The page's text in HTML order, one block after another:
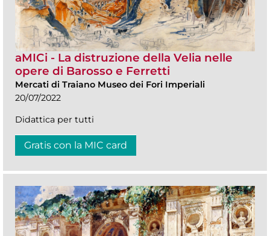
aMICi - La distruzione della Velia nelle
opere di Barosso e Ferretti
Mercati di Traiano Museo dei Fori Imperiali
20/07/2022
Didattica per tutti
Gratis con la MIC card